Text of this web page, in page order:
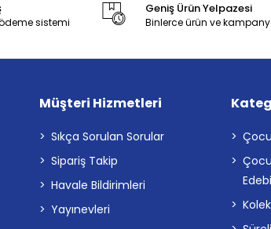
sistemi
Geniş Ürün Yelpazesi
Binlerce ürün ve
Müşteri Hizmetleri
Sıkça Sorulan Sorular
Sipariş Takip
Havale Bildirimleri
Yayınevleri